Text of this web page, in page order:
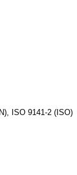
ISO 9141-2 (ISO)